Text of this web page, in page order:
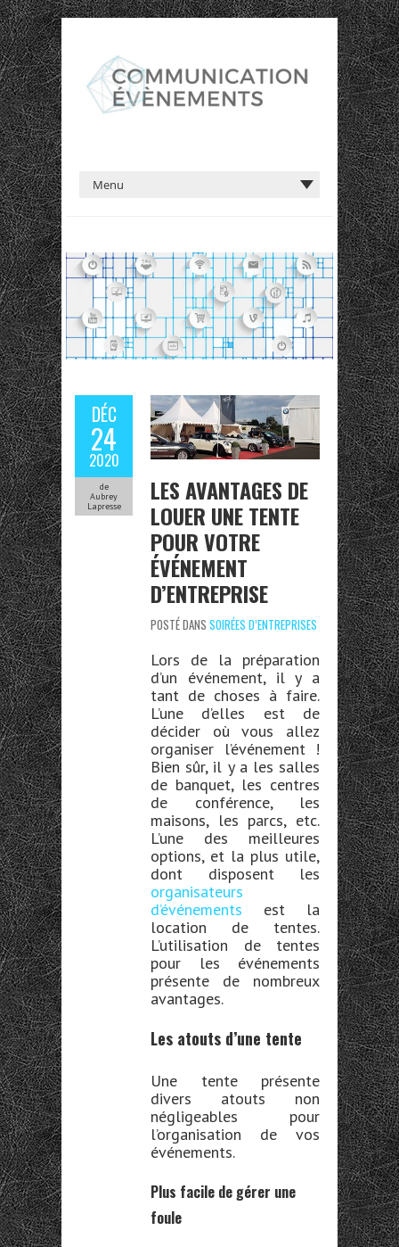
DÉC
24
2020
de
Aubrey
Lapresse
LES AVANTAGES DE
LOUER UNE TENTE
POUR VOTRE
ÉVÉNEMENT
D’ENTREPRISE
POSTÉ DANS SOIRÉES D’ENTREPRISES
Lors de la préparation
d’un événement, il y a
tant de choses à faire.
L’une d’elles est de
décider où vous allez
organiser l’événement !
Bien sûr, il y a les salles
de banquet, les centres
de conférence, les
maisons, les parcs, etc.
L’une des meilleures
options, et la plus utile,
dont disposent les
organisateurs
d’événements est la
location de tentes.
L’utilisation de tentes
pour les événements
présente de nombreux
avantages.
Les atouts d’une tente
Une tente présente
divers atouts non
négligeables pour
l’organisation de vos
événements.
Plus facile de gérer une
foule